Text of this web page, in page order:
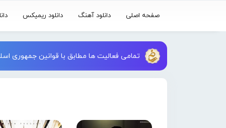
صفحه اصلی دانلود آهنگ دانلود ریمیکس
تمامی فعالیت ها مطابق با قوانین جمهوری